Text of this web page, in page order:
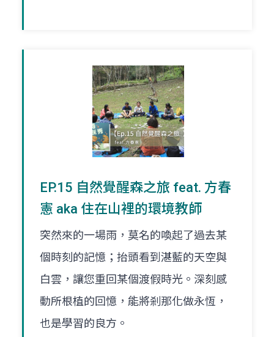
EP.15 自然覺醒森之旅 feat. 方春
憲 aka 住在山裡的環境教師
突然來的一場雨，莫名的喚起了過去某
個時刻的記憶；抬頭看到湛藍的天空與
白雲，讓您重回某個渡假時光。深刻感
動所根植的回憶，能將剎那化做永恆，
也是學習的良方。